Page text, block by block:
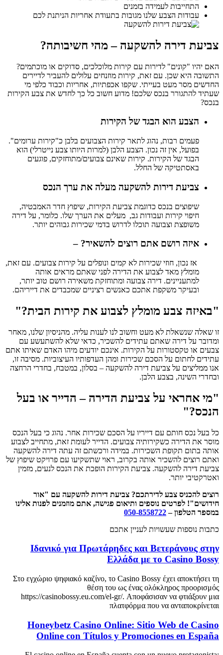
התחייבות לעמידה בזמנים
עבודות הצבע שלנו מגובות בתעודת אחריות הניתנת לכם
צביעת דירה להשקעה – מהי חשיבותה?
האם יהיו "קונים" לדירות עם קירות מלוכלכים, סדוקים או מוכתמים?
התשובה היא שכן. עם זאת, קירות מוזנחים עלולים להעביר לדיירים
החדשים מסר מעט בעייתי. שקפו אכפתיות, אחריות וכבוד כלפי מי
שעתיד להתגורר בנכס שלכם! מדוע חשוב כל כך לחדש את צבע הקירות
בנכס?
הצבע הוא הבגד של הקירות
פעמים רבות, נהוג לתאר קירות הצבועים בלבן כ"קירות ערומים".
בפועל, אין זה נכון. הצבע הלבן (למרות היותו צבע נייטרלי) הוא
הבגד של הקירות. קירות שאינם צבועים/מתוחזקים, פוגעים
באסתטיקה של החלל.
צביעת דירות להשקעה מעלה את ערך הנכס
שיפוצים בנכס כדוגמת צביעת הקירות, שיפוץ חדר האמבטיה,
חיפוי קירות ועבודות גב, מעלים את הערך שלו. כלומר, על דירה
משופצת וצבועה תוכלו לדרוש בדמי שכירות גבוהים יותר.
איזה רושם אתם רוצים להשאיר? –
אז נכון, חוזי שכירות לא קמים ונופלים על קירות צבועים. עם זאת,
מומלץ מאד לצבוע את הדירה לפני שאתם מראים אותה
למתעניינים. דירה צבועה ומתוחזקת משאירה רושם טוב יותר,
ובעיקר משקפת אתכם כאנשים רציניים שמכבדים את דייריהם.
"באיזה צבע מומלץ לצבוע את קירות הבית?"
זו שאלה שנשאלת לא מעט וחשוב לנו לענות עליה. מהניסיון שלנו, מאחר
ומדובר על דירה שאתם עתידים להשכיר, כדאי שלא להשתעשע עם
צבעים או טקסטורות על הקירות. אינכם יודעים מיהו האדם שאיתו אתם
עתידים לחתום על הסכם שכירות ומהן העדפותיו העיצוביות. מסיבה זו,
אנו ממליצים על צביעת דירה להשקעה – בסלון, במטבח, בחדרי הרחצה
ובחדרי השינה, בצבע הלבן.
"מי אחראי על צביעת הדירה – הדייר או בעל
הנכס?"
כל בעל נכס חותם עם דייריו על הסכם שכירות אחר. נהוג כי בעל הנכס
מוסר את הדירה כשקירותיה צבועים. הדייר לעומת זאת, מתחייב לצבוע
אותה בתום תקופת השכירות. במידה ורכשתם זה עתה דירה להשקעה
ואתם רוצים להשכיר אותה בקרוב, ראוי שתשקיעו עם פרויקט שיפוץ של
צביעת דירה להשקעה. צביעת הקירות הופכת את הנכס לנעים, מזמין
ואטרקטיבי יותר.
רוצים להכניס צבע לדירתכם? צביעת דירות להשקעה עם "אור
חידושים"! לפרטים נוספים ותיאום פגישה, אתם מוזמנים לפנות אלינו
במספר הטלפון –050-8558722
כתבות נוספות שעשויות לעניין אתכם
Ιδανικό για Πρωτάρηδες και Βετεράνους στην
Ελλάδα με το Casino Bossy
Στο εγχώριο ψηφιακό καζίνο, το Casino Bossy έχει αποκτήσει τη
θέση του ως ένας ολόκληρος προορισμός
https://casinobossy.eu.com/el-gr/. Αποφάσισαν να φτιάξουν μια
πλατφόρμα που να ανταποκρίνεται
Honeybetz Casino Online: Sitio Web de Casino
Online con Títulos y Promociones en España